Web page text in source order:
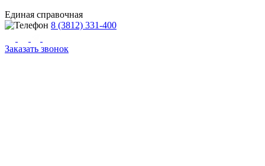
Единая справочная
8 (3812) 331-400
Заказать звонок